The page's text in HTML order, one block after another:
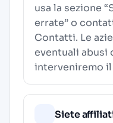
usa la sezione
errate” o
Contatti. Le
eventuali abusi
interveniremo
Siete